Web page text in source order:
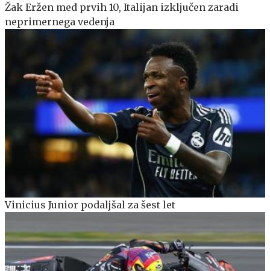
Žak Eržen med prvih 10, Italijan izključen zaradi
neprimernega vedenja
Vinicius Junior podaljšal za šest let